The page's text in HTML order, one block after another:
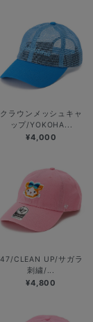
クラウンメッシュキャ
ップ/YOKOHA...
¥4,000
CLEAN UP/サガラ
刺繍/...
¥4,800